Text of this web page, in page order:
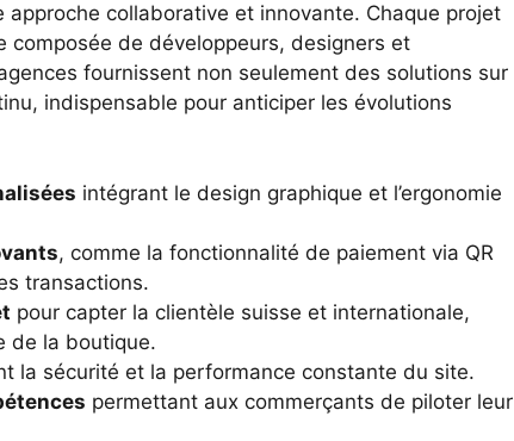
collaborative et innovante. Chaque projet
composée de développeurs, designers et
fournissent non seulement des solutions sur
indispensable pour anticiper les évolutions
intégrant le design graphique et l’ergonomie
, comme la fonctionnalité de paiement via QR
transactions.
pour capter la clientèle suisse et internationale,
de la boutique.
la sécurité et la performance constante du site.
permettant aux commerçants de piloter leur